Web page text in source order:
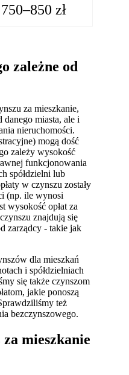
750–850 zł
zależne od
za mieszkanie,
miasta, ale i
nieruchomości.
mogą dość
zależy wysokość
funkcjonowania
spółdzielni lub
w czynszu zostały
(np. ile wynosi
wysokość opłat za
znajdują się
zarządcy - takie jak
dla mieszkań
i spółdzielniach
się także czynszom
jakie ponoszą
też
bezczynszowego.
mieszkanie